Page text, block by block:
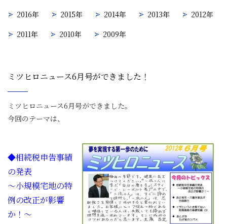
ミツヒロニュース6月号ができました！
ミツヒロニュース6月号ができました。
今回のテーマは、
◆相続税申告事績
の発表
～小規模宅地の特
例の改正が影響
か！～
2016年
2015年 2014年 2013年
2012年
2011年
2010年 2009年